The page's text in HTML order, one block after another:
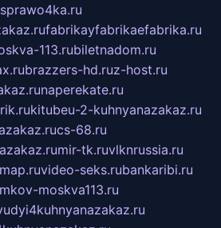
fabrikayfabrikaefabrika.ru
113.rubiletnadom.ru
brazzers-hd.ruz-host.ru
naperekate.ru
kitubeu-2-kuhnyanazakaz.ru
cs-68.ru
mir-tk.ruvlknrussia.ru
video-seks.rubankaribi.ru
moskva113.ru